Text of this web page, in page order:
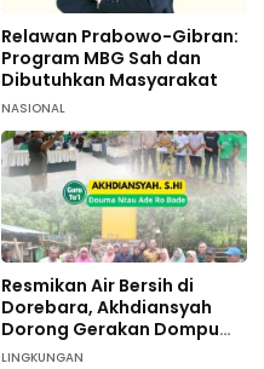
Relawan Prabowo-Gibran:
Program MBG Sah dan
Dibutuhkan Masyarakat
NASIONAL
Resmikan Air Bersih di
Dorebara, Akhdiansyah
Dorong Gerakan Dompu
Hijau
LINGKUNGAN